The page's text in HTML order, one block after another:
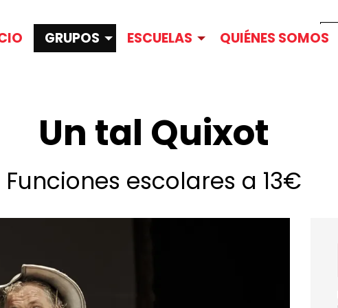
GRUPOS ESCUELAS QUIÉNES SOMOS
Un tal Quixot
Funciones escolares a 13€